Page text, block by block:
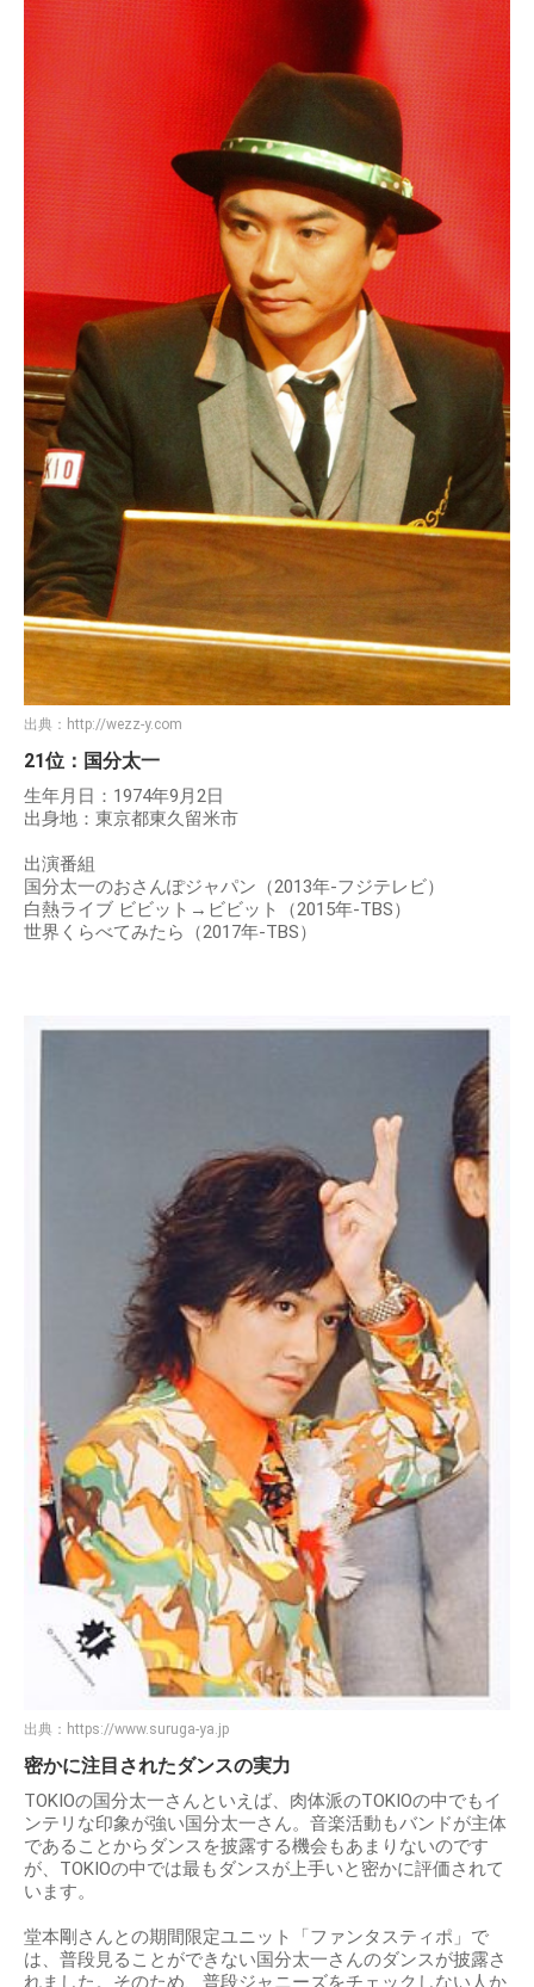
出典： http://wezz-y.com
21位：国分太一
生年月日：1974年9月2日
出身地：東京都東久留米市
出演番組
国分太一のおさんぽジャパン（2013年-フジテレビ）
白熱ライブ ビビット→ビビット（2015年-TBS）
世界くらべてみたら（2017年-TBS）
出典： https://www.suruga-ya.jp
密かに注目されたダンスの実力
TOKIOの国分太一さんといえば、肉体派のTOKIOの中でもイ
ンテリな印象が強い国分太一さん。音楽活動もバンドが主体
であることからダンスを披露する機会もあまりないのです
が、TOKIOの中では最もダンスが上手いと密かに評価されて
います。
堂本剛さんとの期間限定ユニット「ファンタスティポ」で
は、普段見ることができない国分太一さんのダンスが披露さ
れました。そのため、普段ジャニーズをチェックしない人か